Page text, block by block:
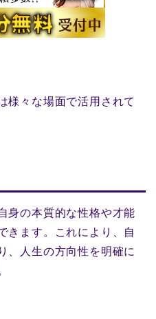
様々な場面で活用されて
身の本質的な性格や才能
きます。これにより、自
、人生の方向性を明確に